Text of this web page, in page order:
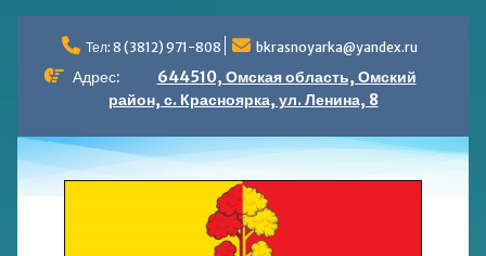
содержимому
Тел: 8 (3812) 971-808 bkrasnoyarka@yandex.ru
Адрес:
644510, Омская область, Омский
район, с. Красноярка, ул. Ленина, 8